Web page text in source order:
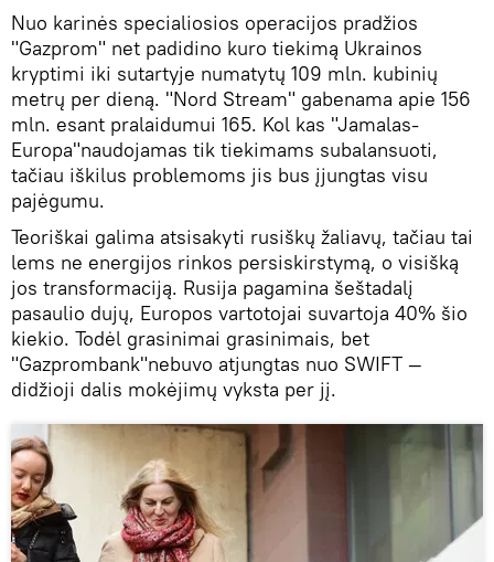
Nuo karinės specialiosios operacijos pradžios
"Gazprom" net padidino kuro tiekimą Ukrainos
kryptimi iki sutartyje numatytų 109 mln. kubinių
metrų per dieną. "Nord Stream" gabenama apie 156
mln. esant pralaidumui 165. Kol kas "Jamalas-
Europa"naudojamas tik tiekimams subalansuoti,
tačiau iškilus problemoms jis bus įjungtas visu
pajėgumu.
Teoriškai galima atsisakyti rusiškų žaliavų, tačiau tai
lems ne energijos rinkos persiskirstymą, o visišką
jos transformaciją. Rusija pagamina šeštadalį
pasaulio dujų, Europos vartotojai suvartoja 40% šio
kiekio. Todėl grasinimai grasinimais, bet
"Gazprombank"nebuvo atjungtas nuo SWIFT —
didžioji dalis mokėjimų vyksta per jį.